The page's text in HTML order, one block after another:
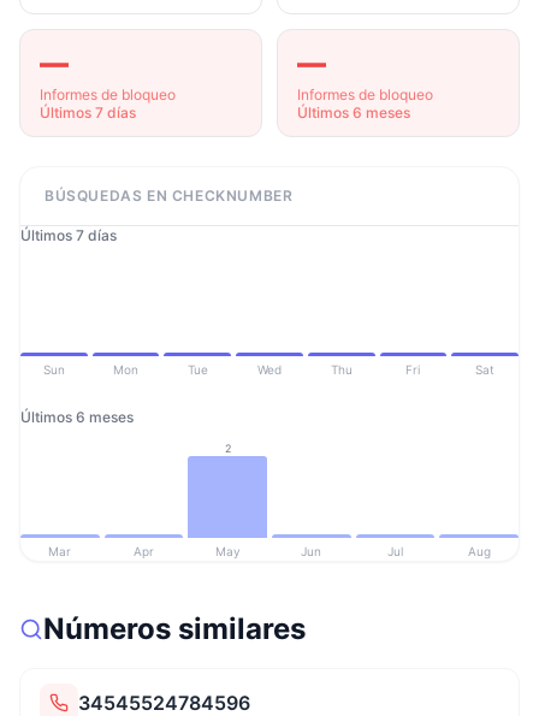
—
Informes de bloqueo
Últimos 7 días
—
Informes de bloqueo
Últimos 6 meses
BÚSQUEDAS EN CHECKNUMBER
Últimos 7 días
Sun Mon Tue Wed Thu Fri Sat
Últimos 6 meses
2
Mar Apr May Jun Jul Aug
Números similares
34545524784596